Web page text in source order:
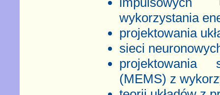
wykorzystania
projektowania
sieci
projektowania
(MEMS) z